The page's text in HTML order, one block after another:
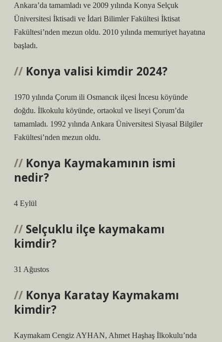
Ankara’da tamamladı ve 2009 yılında Konya Selçuk
Üniversitesi İktisadi ve İdari Bilimler Fakültesi İktisat
Fakültesi’nden mezun oldu. 2010 yılında memuriyet hayatına
başladı.
Konya valisi kimdir 2024?
1970 yılında Çorum ili Osmancık ilçesi İncesu köyünde
doğdu. İlkokulu köyünde, ortaokul ve liseyi Çorum’da
tamamladı. 1992 yılında Ankara Üniversitesi Siyasal Bilgiler
Fakültesi’nden mezun oldu.
Konya Kaymakamının ismi
nedir?
4 Eylül
Selçuklu ilçe kaymakamı
kimdir?
31 Ağustos
Konya Karatay Kaymakamı
kimdir?
Kaymakam Cengiz AYHAN, Ahmet Haşhaş İlkokulu’nda